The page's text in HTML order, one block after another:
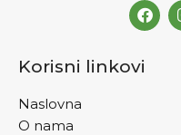
Korisni linkovi
Naslovna
O nama